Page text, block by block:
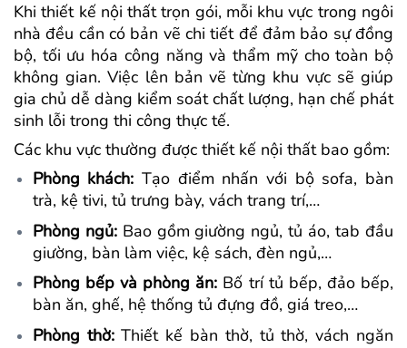
Khi thiết kế nội thất trọn gói, mỗi khu vực trong ngôi
nhà đều cần có bản vẽ chi tiết để đảm bảo sự đồng
bộ, tối ưu hóa công năng và thẩm mỹ cho toàn bộ
không gian. Việc lên bản vẽ từng khu vực sẽ giúp
gia chủ dễ dàng kiểm soát chất lượng, hạn chế phát
sinh lỗi trong thi công thực tế.
Các khu vực thường được thiết kế nội thất bao gồm:
Phòng khách: Tạo điểm nhấn với bộ sofa, bàn
trà, kệ tivi, tủ trưng bày, vách trang trí,…
Phòng ngủ:Bao gồm giường ngủ, tủ áo, tab đầu
giường, bàn làm việc, kệ sách, đèn ngủ,…
Phòng bếp và phòng ăn: Bố trí tủ bếp, đảo bếp,
bàn ăn, ghế, hệ thống tủ đựng đồ, giá treo,…
Phòng thờ:Thiết kế bàn thờ, tủ thờ, vách ngăn